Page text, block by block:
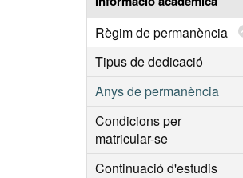
Règim de permanència
Tipus de dedicació
Anys de permanència
Condicions per
matricular-se
Continuació d'estudis